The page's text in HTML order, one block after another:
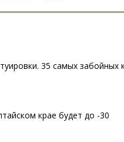
35 самых забойных
крае будет до -30